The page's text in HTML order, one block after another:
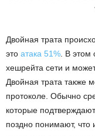
Двойная трата
это атака 51%. В этом
хешрейта сети и
Двойная трата также
протоколе. Обычно
которые
поздно понимают, что